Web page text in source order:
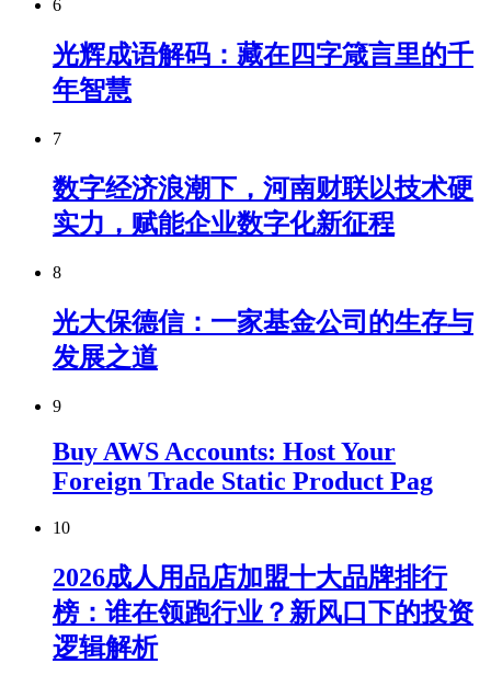
6
光辉成语解码：藏在四字箴言里的千
年智慧
7
数字经济浪潮下，河南财联以技术硬
实力，赋能企业数字化新征程
8
光大保德信：一家基金公司的生存与
发展之道
9
Buy AWS Accounts: Host Your
Foreign Trade Static Product Pag
10
2026成人用品店加盟十大品牌排行
榜：谁在领跑行业？新风口下的投资
逻辑解析